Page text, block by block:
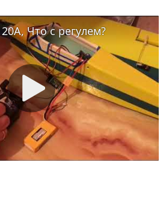
Что с регулем?